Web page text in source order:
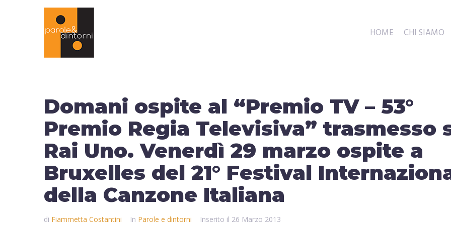
HOME CHI SIAMO
Domani ospite al “Premio TV – 53°
Premio Regia Televisiva” trasmesso
Rai Uno. Venerdì 29 marzo ospite a
Bruxelles del 21° Festival
della Canzone Italiana
di Fiammetta Costantini In Parole e dintorni Inserito il 26 Marzo 2013